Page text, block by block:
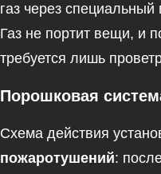
газ через специальный
Газ не портит вещи, и
требуется лишь
Порошковая
Схема действия
пожаротушений: